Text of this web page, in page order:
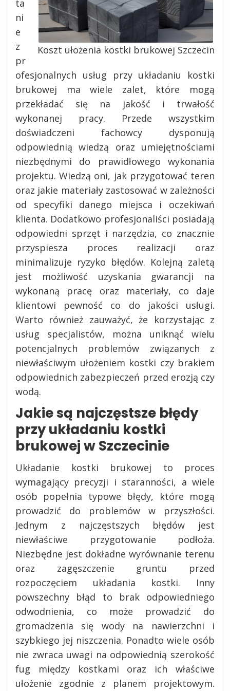
Koszt ułożenia kostki brukowej Szczecin
ta
ni
e
z
pr
ofesjonalnych usług przy układaniu kostki
brukowej ma wiele zalet, które mogą
przekładać się na jakość i trwałość
wykonanej pracy. Przede wszystkim
doświadczeni fachowcy dysponują
odpowiednią wiedzą oraz umiejętnościami
niezbędnymi do prawidłowego wykonania
projektu. Wiedzą oni, jak przygotować teren
oraz jakie materiały zastosować w zależności
od specyfiki danego miejsca i oczekiwań
klienta. Dodatkowo profesjonaliści posiadają
odpowiedni sprzęt i narzędzia, co znacznie
przyspiesza proces realizacji oraz
minimalizuje ryzyko błędów. Kolejną zaletą
jest możliwość uzyskania gwarancji na
wykonaną pracę oraz materiały, co daje
klientowi pewność co do jakości usługi.
Warto również zauważyć, że korzystając z
usług specjalistów, można uniknąć wielu
potencjalnych problemów związanych z
niewłaściwym ułożeniem kostki czy brakiem
odpowiednich zabezpieczeń przed erozją czy
wodą.
Jakie są najczęstsze błędy
przy układaniu kostki
brukowej w Szczecinie
Układanie kostki brukowej to proces
wymagający precyzji i staranności, a wiele
osób popełnia typowe błędy, które mogą
prowadzić do problemów w przyszłości.
Jednym z najczęstszych błędów jest
niewłaściwe przygotowanie podłoża.
Niezbędne jest dokładne wyrównanie terenu
oraz zagęszczenie gruntu przed
rozpoczęciem układania kostki. Inny
powszechny błąd to brak odpowiedniego
odwodnienia, co może prowadzić do
gromadzenia się wody na nawierzchni i
szybkiego jej niszczenia. Ponadto wiele osób
nie zwraca uwagi na odpowiednią szerokość
fug między kostkami oraz ich właściwe
ułożenie zgodnie z planem projektowym.